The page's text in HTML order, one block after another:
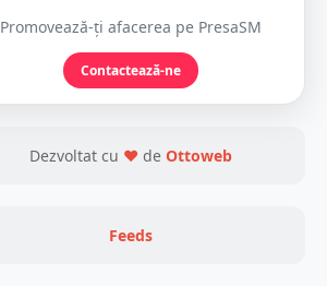
Promovează-ți afacerea pe PresaSM
Contactează-ne
Dezvoltat cu ❤ de Ottoweb
Feeds